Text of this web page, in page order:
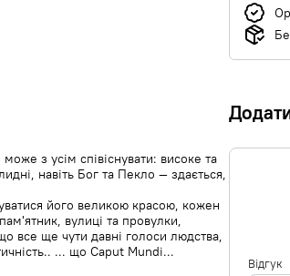
з усім співіснувати: високе та
навіть Бог та Пекло — здається,
його великою красою, кожен
вулиці та провулки,
все ще чути давні голоси людства,
... що Caput Mundi...
Відгук